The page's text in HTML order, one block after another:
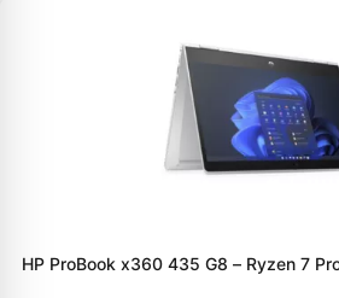
HP ProBook x360 435 G8 – Ryzen 7